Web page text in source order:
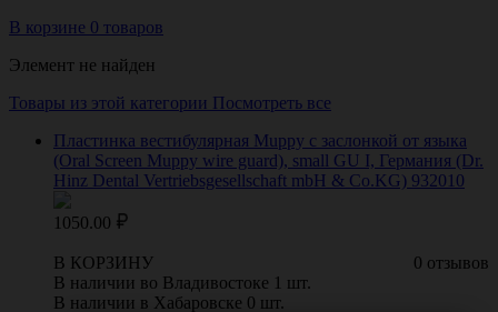
В корзине 0 товаров
Элемент не найден
Товары из этой категории Посмотреть все
Пластинка вестибулярная Muppy с заслонкой от языка
(Oral Screen Muppy wire guard), small GU I, Германия (Dr.
Hinz Dental Vertriebsgesellschaft mbH & Co.KG) 932010
1050.00
0 отзывов
В КОРЗИНУ
В наличии во Владивостоке 1 шт.
В наличии в Хабаровске 0 шт.